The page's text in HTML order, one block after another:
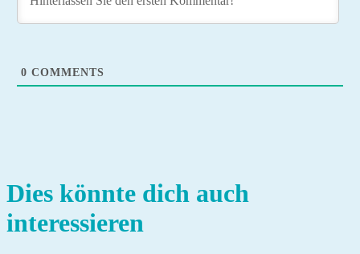
0 COMMENTS
Dies könnte dich auch
interessieren